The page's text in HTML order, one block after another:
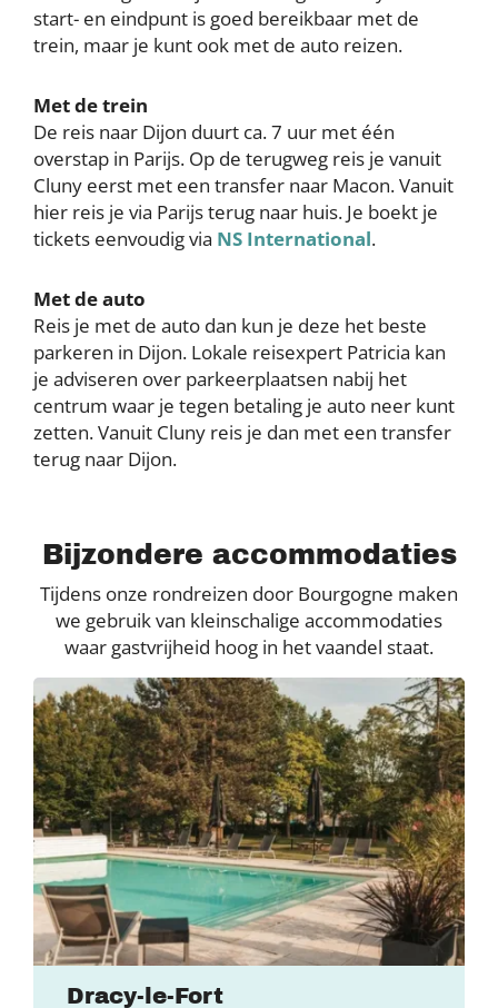
start- en eindpunt is goed bereikbaar met de
trein, maar je kunt ook met de auto reizen.
Met de trein
De reis naar Dijon duurt ca. 7 uur met één
overstap in Parijs. Op de terugweg reis je vanuit
Cluny eerst met een transfer naar Macon. Vanuit
hier reis je via Parijs terug naar huis. Je boekt je
tickets eenvoudig via NS International.
Met de auto
Reis je met de auto dan kun je deze het beste
parkeren in Dijon. Lokale reisexpert Patricia kan
je adviseren over parkeerplaatsen nabij het
centrum waar je tegen betaling je auto neer kunt
zetten. Vanuit Cluny reis je dan met een transfer
terug naar Dijon.
Bijzondere accommodaties
Tijdens onze rondreizen door Bourgogne maken
we gebruik van kleinschalige accommodaties
waar gastvrijheid hoog in het vaandel staat.
Dracy-le-Fort